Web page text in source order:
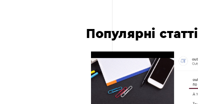
Популярні статті